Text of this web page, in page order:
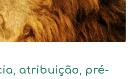
atribuição, pré-